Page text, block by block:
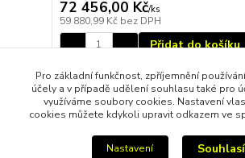
72 456,00 Kč/ks
59 880,99 Kč bez DPH
Přidat do košíku
strana z 1
Pro základní funkčnost, zpříjemnění
účely a v případě udělení souhlasu také pro
využíváme soubory cookies. Nastavení
cookies můžete kdykoli upravit odkazem ve
Nastavení